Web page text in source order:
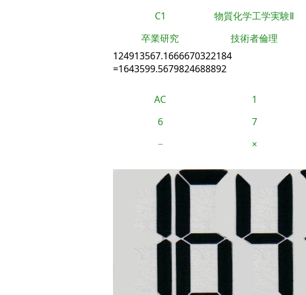
C1 物質化学工学実験Ⅱ
卒業研究
技術者倫理
124913567.1666670322184
=1643599.5679824688892
AC 1
6
7
−
×